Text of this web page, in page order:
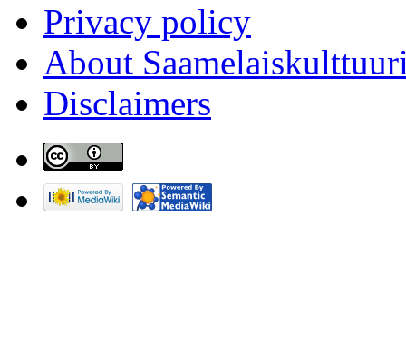
Privacy policy
About
Disclaimers